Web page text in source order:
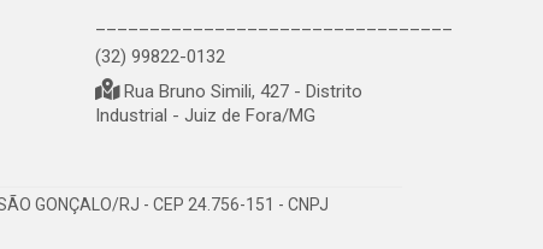
(32) 99822-0132
Rua Bruno Simili, 427 - Distrito
Industrial - Juiz de Fora/MG
GONÇALO/RJ - CEP 24.756-151 - CNPJ